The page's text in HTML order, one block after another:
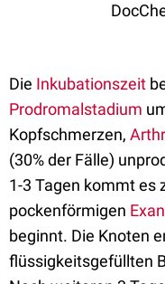
Die Inkubationszeit
Prodromalstadium
Kopfschmerzen,
(30% der Fälle)
1-3 Tagen kommt es
pockenförmigen
beginnt. Die Knoten
flüssigkeitsgefüllten